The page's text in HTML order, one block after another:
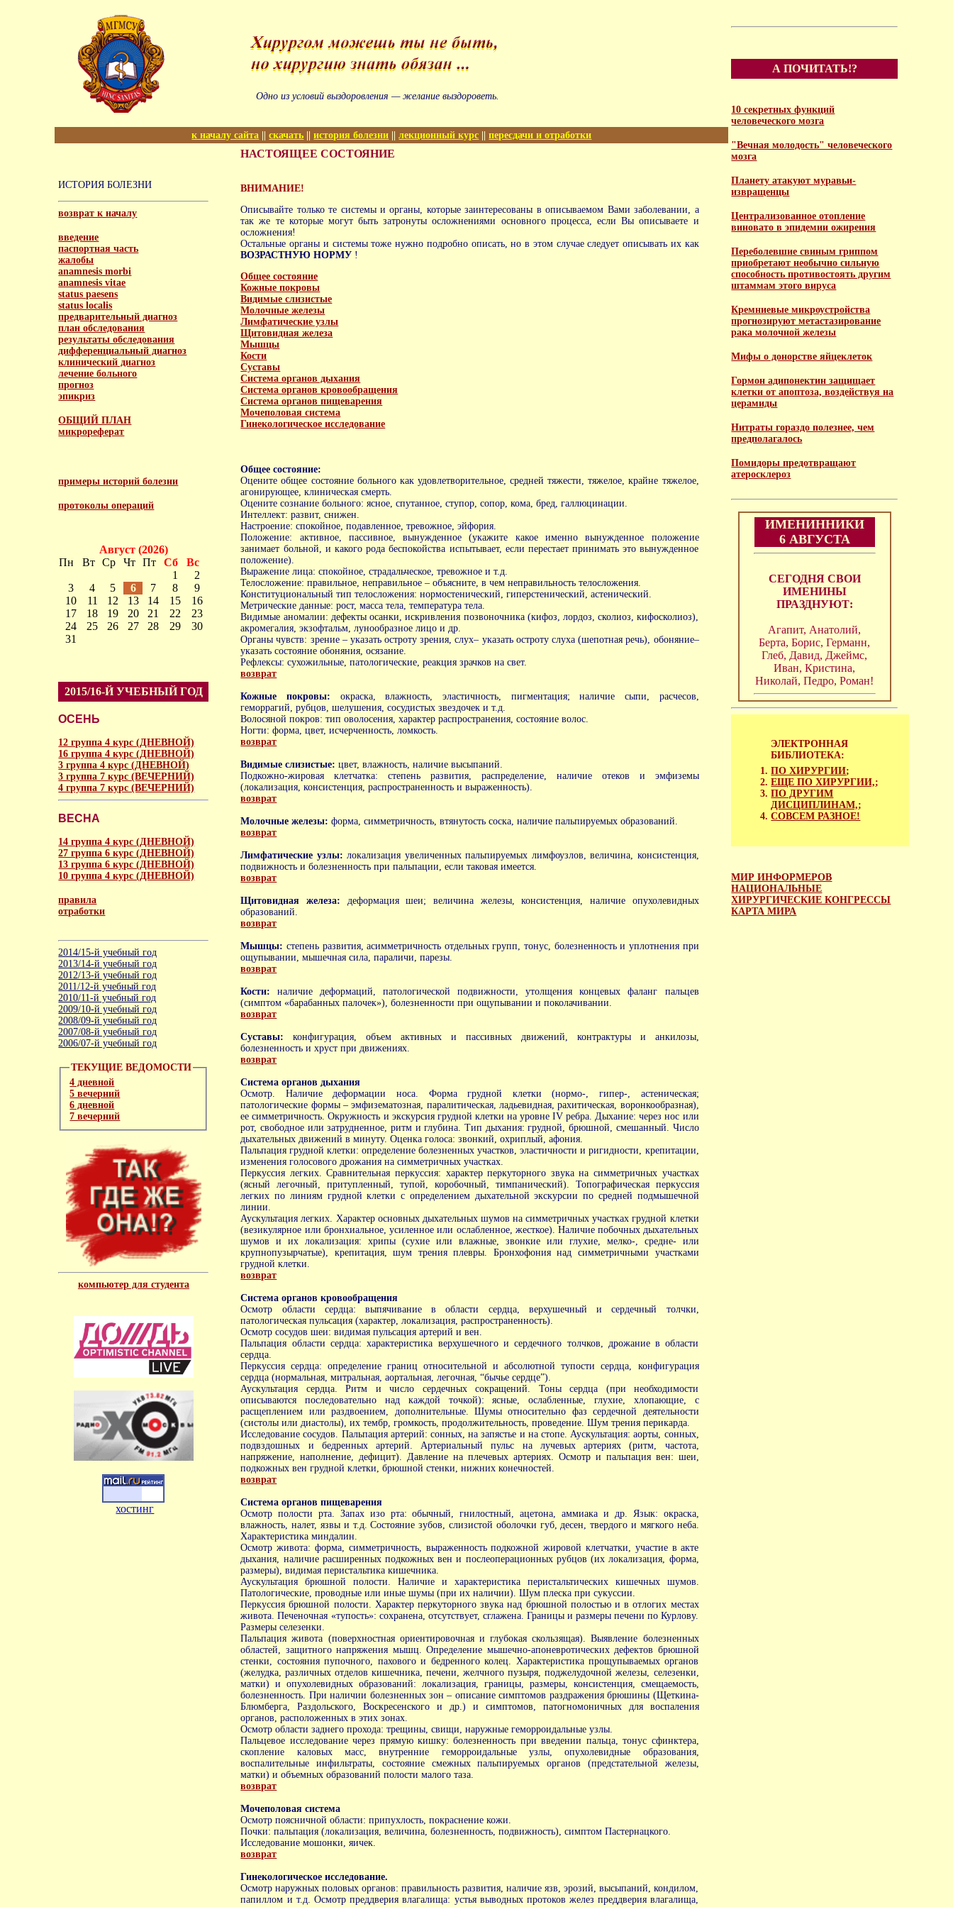
Одно из условий выздоровления — желание выздороветь.
к началу сайта ||скачать ||история болезни ||лекционный курс ||пересдачи и отработки
ИСТОРИЯ БОЛЕЗНИ
возврат к началу
введение
паспортная часть
жалобы
anamnesis morbi
anamnesis vitae
status paesens
status localis
предварительный диагноз
план обследования
результаты обследования
дифференциальный диагноз
клинический диагноз
лечение больного
прогноз
эпикриз
ОБЩИЙ ПЛАН
микрореферат
примеры историй болезни
протоколы операций
Август (2026)
Пн
Вт Ср Чт Пт Сб
Вс
1
2
3
4 5 6 7 8
9
10
11 12 13 14 15
16
17
18 19 20 21 22
23
24
25 26 27 28 29
30
31
2015/16-Й УЧЕБНЫЙ ГОД
ОСЕНЬ
12 группа 4 курс (ДНЕВНОЙ)
16 группа 4 курс (ДНЕВНОЙ)
3 группа 4 курс (ДНЕВНОЙ)
3 группа 7 курс (ВЕЧЕРНИЙ)
4 группа 7 курс (ВЕЧЕРНИЙ)
ВЕСНА
14 группа 4 курс (ДНЕВНОЙ)
27 группа 6 курс (ДНЕВНОЙ)
13 группа 6 курс (ДНЕВНОЙ)
10 группа 4 курс (ДНЕВНОЙ)
правила
отработки
2014/15-й учебный год
2013/14-й учебный год
2012/13-й учебный год
2011/12-й учебный год
2010/11-й учебный год
2009/10-й учебный год
2008/09-й учебный год
2007/08-й учебный год
2006/07-й учебный год
ТЕКУЩИЕ ВЕДОМОСТИ
4 дневной
5 вечерний
6 дневной
7 вечерний
компьютер для студента
хостинг
НАСТОЯЩЕЕ СОСТОЯНИЕ
ВНИМАНИЕ!
Описывайте только те системы и органы, которые заинтересованы в описываемом Вами заболевании, а
так же те которые могут быть затронуты осложнениями основного процесса, если Вы описываете и
осложнения!
Остальные органы и системы тоже нужно подробно описать, но в этом случае следует описывать их как
ВОЗРАСТНУЮ НОРМУ !
Общее состояние
Кожные покровы
Видимые слизистые
Молочные железы
Лимфатические узлы
Щитовидная железа
Мышцы
Кости
Суставы
Система органов дыхания
Система органов кровообращения
Система органов пищеварения
Мочеполовая система
Гинекологическое исследование
Общее состояние:
Оцените общее состояние больного как удовлетворительное, средней тяжести, тяжелое, крайне тяжелое,
агонирующее, клиническая смерть.
Оцените сознание больного: ясное, спутанное, ступор, сопор, кома, бред, галлюцинации.
Интеллект: развит, снижен.
Настроение: спокойное, подавленное, тревожное, эйфория.
Положение: активное, пассивное, вынужденное (укажите какое именно вынужденное положение
занимает больной, и какого рода беспокойства испытывает, если перестает принимать это вынужденное
положение).
Выражение лица: спокойное, страдальческое, тревожное и т.д.
Телосложение: правильное, неправильное – объясните, в чем неправильность телосложения.
Конституциональный тип телосложения: нормостенический, гиперстенический, астенический.
Метрические данные: рост, масса тела, температура тела.
Видимые аномалии: дефекты осанки, искривления позвоночника (кифоз, лордоз, сколиоз, кифосколиоз),
акромегалия, экзофтальм, лунообразное лицо и др.
Органы чувств: зрение – указать остроту зрения, слух– указать остроту слуха (шепотная речь), обоняние–
указать состояние обоняния, осязание.
Рефлексы: сухожильные, патологические, реакция зрачков на свет.
возврат
Кожные покровы: окраска, влажность, эластичность, пигментация; наличие сыпи, расчесов,
геморрагий, рубцов, шелушения, сосудистых звездочек и т.д.
Волосяной покров: тип оволосения, характер распространения, состояние волос.
Ногти: форма, цвет, исчерченность, ломкость.
возврат
Видимые слизистые:цвет, влажность, наличие высыпаний.
Подкожно-жировая клетчатка: степень развития, распределение, наличие отеков и эмфиземы
(локализация, консистенция, распространенность и выраженность).
возврат
Молочные железы:форма, симметричность, втянутость соска, наличие пальпируемых образований.
возврат
Лимфатические узлы:локализация увеличенных пальпируемых лимфоузлов, величина, консистенция,
подвижность и болезненность при пальпации, если таковая имеется.
возврат
Щитовидная железа: деформация шеи; величина железы, консистенция, наличие опухолевидных
образований.
возврат
Мышцы: степень развития, асимметричность отдельных групп, тонус, болезненность и уплотнения при
ощупывании, мышечная сила, параличи, парезы.
возврат
Кости:наличие деформаций, патологической подвижности, утолщения концевых фаланг пальцев
(симптом «барабанных палочек»), болезненности при ощупывании и поколачивании.
возврат
Суставы:конфигурация, объем активных и пассивных движений, контрактуры и анкилозы,
болезненность и хруст при движениях.
возврат
Система органов дыхания
Осмотр. Наличие деформации носа. Форма грудной клетки (нормо-, гипер-, астеническая;
патологические формы – эмфизематозная, паралитическая, ладьевидная, рахитическая, воронкообразная),
ее симметричность. Окружность и экскурсия грудной клетки на уровне IV ребра. Дыхание: через нос или
рот, свободное или затрудненное, ритм и глубина. Тип дыхания: грудной, брюшной, смешанный. Число
дыхательных движений в минуту. Оценка голоса: звонкий, охриплый, афония.
Пальпация грудной клетки: определение болезненных участков, эластичности и ригидности, крепитации,
изменения голосового дрожания на симметричных участках.
Перкуссия легких. Сравнительная перкуссия: характер перкуторного звука на симметричных участках
(ясный легочный, притупленный, тупой, коробочный, тимпанический). Топографическая перкуссия
легких по линиям грудной клетки с определением дыхательной экскурсии по средней подмышечной
линии.
Аускультация легких. Характер основных дыхательных шумов на симметричных участках грудной клетки
(везикулярное или бронхиальное, усиленное или ослабленное, жесткое). Наличие побочных дыхательных
шумов и их локализация: хрипы (сухие или влажные, звонкие или глухие, мелко-, средне- или
крупнопузырчатые), крепитация, шум трения плевры. Бронхофония над симметричными участками
грудной клетки.
возврат
Система органов кровообращения
Осмотр области сердца: выпячивание в области сердца, верхушечный и сердечный толчки,
патологическая пульсация (характер, локализация, распространенность).
Осмотр сосудов шеи: видимая пульсация артерий и вен.
Пальпация области сердца: характеристика верхушечного и сердечного толчков, дрожание в области
сердца.
Перкуссия сердца: определение границ относительной и абсолютной тупости сердца, конфигурация
сердца (нормальная, митральная, аортальная, легочная, “бычье сердце”).
Аускультация сердца. Ритм и число сердечных сокращений. Тоны сердца (при необходимости
описываются последовательно над каждой точкой): ясные, ослабленные, глухие, хлопающие, с
расщеплением или раздвоением, дополнительные. Шумы относительно фаз сердечной деятельности
(систолы или диастолы), их тембр, громкость, продолжительность, проведение. Шум трения перикарда.
Исследование сосудов. Пальпация артерий: сонных, на запястье и на стопе. Аускультация: аорты, сонных,
подвздошных и бедренных артерий. Артериальный пульс на лучевых артериях (ритм, частота,
напряжение, наполнение, дефицит). Давление на плечевых артериях. Осмотр и пальпация вен: шеи,
подкожных вен грудной клетки, брюшной стенки, нижних конечностей.
возврат
Система органов пищеварения
Осмотр полости рта. Запах изо рта: обычный, гнилостный, ацетона, аммиака и др. Язык: окраска,
влажность, налет, язвы и т.д. Состояние зубов, слизистой оболочки губ, десен, твердого и мягкого неба.
Характеристика миндалин.
Осмотр живота: форма, симметричность, выраженность подкожной жировой клетчатки, участие в акте
дыхания, наличие расширенных подкожных вен и послеоперационных рубцов (их локализация, форма,
размеры), видимая перистальтика кишечника.
Аускультация брюшной полости. Наличие и характеристика перистальтических кишечных шумов.
Патологические, проводные или иные шумы (при их наличии). Шум плеска при сукуссии.
Перкуссия брюшной полости. Характер перкуторного звука над брюшной полостью и в отлогих местах
живота. Печеночная «тупость»: сохранена, отсутствует, сглажена. Границы и размеры печени по Курлову.
Размеры селезенки.
Пальпация живота (поверхностная ориентировочная и глубокая скользящая). Выявление болезненных
областей, защитного напряжения мышц. Определение мышечно-апоневротических дефектов брюшной
стенки, состояния пупочного, пахового и бедренного колец. Характеристика прощупываемых органов
(желудка, различных отделов кишечника, печени, желчного пузыря, поджелудочной железы, селезенки,
матки) и опухолевидных образований: локализация, границы, размеры, консистенция, смещаемость,
болезненность. При наличии болезненных зон – описание симптомов раздражения брюшины (Щеткина-
Блюмберга, Раздольского, Воскресенского и др.) и симптомов, патогномоничных для воспаления
органов, расположенных в этих зонах.
Осмотр области заднего прохода: трещины, свищи, наружные геморроидальные узлы.
Пальцевое исследование через прямую кишку: болезненность при введении пальца, тонус сфинктера,
скопление каловых масс, внутренние геморроидальные узлы, опухолевидные образования,
воспалительные инфильтраты, состояние смежных пальпируемых органов (предстательной железы,
матки) и объемных образований полости малого таза.
возврат
Мочеполовая система
Осмотр поясничной области: припухлость, покраснение кожи.
Почки: пальпация (локализация, величина, болезненность, подвижность), симптом Пастернацкого.
Исследование мошонки, яичек.
возврат
Гинекологическое исследование.
Осмотр наружных половых органов: правильность развития, наличие язв, эрозий, высыпаний, кондилом,
папиллом и т.д. Осмотр преддверия влагалища: устья выводных протоков желез преддверия влагалища,
А ПОЧИТАТЬ!?
10 секретных функций
человеческого мозга
"Вечная молодость" человеческого
мозга
Планету атакуют муравьи-
извращенцы
Централизованное отопление
виновато в эпидемии ожирения
Переболевшие свиным гриппом
приобретают необычно сильную
способность противостоять другим
штаммам этого вируса
Кремниевые микроустройства
прогнозируют метастазирование
рака молочной железы
Мифы о донорстве яйцеклеток
Гормон адипонектин защищает
клетки от апоптоза, воздействуя на
церамиды
Нитраты гораздо полезнее, чем
предполагалось
Помидоры предотвращают
атеросклероз
ИМЕНИННИКИ
6 АВГУСТА
СЕГОДНЯ СВОИ
ИМЕНИНЫ
ПРАЗДНУЮТ:
Агапит, Анатолий,
Берта, Борис, Германн,
Глеб, Давид, Джеймс,
Иван, Кристина,
Николай, Педро, Роман!
ЭЛЕКТРОННАЯ
БИБЛИОТЕКА:
ПО ХИРУРГИИ;
ЕЩЕ ПО ХИРУРГИИ,;
ПО ДРУГИМ
ДИСЦИПЛИНАМ,;
СОВСЕМ РАЗНОЕ!
МИР ИНФОРМЕРОВ
НАЦИОНАЛЬНЫЕ
ХИРУРГИЧЕСКИЕ КОНГРЕССЫ
КАРТА МИРА